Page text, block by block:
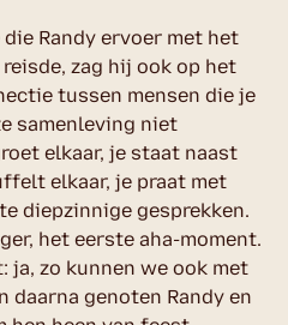
Randy ervoer met het
zag hij ook op het
tussen mensen die je
samenleving niet
elkaar, je staat naast
elkaar, je praat met
diepzinnige gesprekken.
het eerste aha-moment.
ja, zo kunnen we ook met
daarna genoten Randy en